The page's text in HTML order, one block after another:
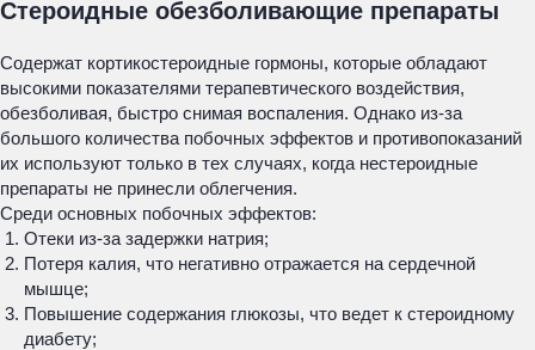
Стероидные обезболивающие препараты
Содержат кортикостероидные гормоны, которые обладают
высокими показателями терапевтического воздействия,
обезболивая, быстро снимая воспаления. Однако из-за
большого количества побочных эффектов и противопоказаний
их используют только в тех случаях, когда нестероидные
препараты не принесли облегчения.
Среди основных побочных эффектов:
Отеки из-за задержки натрия;
Потеря калия, что негативно отражается на сердечной
мышце;
Повышение содержания глюкозы, что ведет к стероидному
диабету;